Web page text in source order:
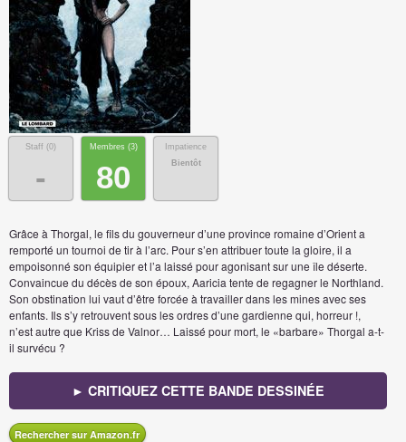
Staff (0)
-
Membres (3)
80
Impatience
Bientôt
Grâce à Thorgal, le fils du gouverneur d’une province romaine d’Orient a
remporté un tournoi de tir à l’arc. Pour s’en attribuer toute la gloire, il a
empoisonné son équipier et l’a laissé pour agonisant sur une île déserte.
Convaincue du décès de son époux, Aaricia tente de regagner le Northland.
Son obstination lui vaut d’être forcée à travailler dans les mines avec ses
enfants. Ils s’y retrouvent sous les ordres d’une gardienne qui, horreur !,
n’est autre que Kriss de Valnor… Laissé pour mort, le «barbare» Thorgal a-t-
il survécu ?
► CRITIQUEZ CETTE BANDE DESSINÉE
Rechercher sur Amazon.fr